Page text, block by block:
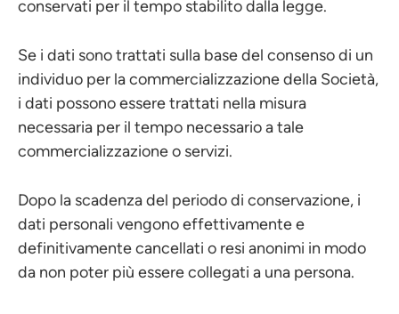
conservati per il tempo stabilito dalla legge.
Se i dati sono trattati sulla base del consenso di un
individuo per la commercializzazione della Società,
i dati possono essere trattati nella misura
necessaria per il tempo necessario a tale
commercializzazione o servizi.
Dopo la scadenza del periodo di conservazione, i
dati personali vengono effettivamente e
definitivamente cancellati o resi anonimi in modo
da non poter più essere collegati a una persona.